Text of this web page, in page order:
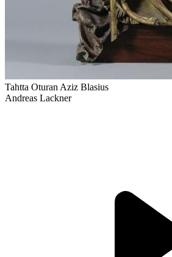
Tahtta Oturan Aziz Blasius
Andreas Lackner